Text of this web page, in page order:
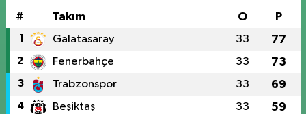
# Takım O P
1 Galatasaray 33 77
2 Fenerbahçe 33 73
3 Trabzonspor 33 69
4 Beşiktaş 33 59